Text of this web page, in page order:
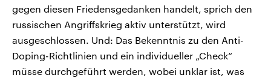
gegen diesen Friedensgedanken handelt, sprich den
russischen Angriffskrieg aktiv unterstützt, wird
ausgeschlossen. Und: Das Bekenntnis zu den Anti-
Doping-Richtlinien und ein individueller „Check“
müsse durchgeführt werden, wobei unklar ist, was